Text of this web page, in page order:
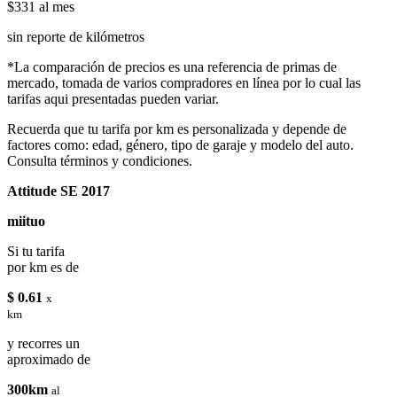
$331 al mes
sin reporte de kilómetros
*La comparación de precios es una referencia de primas de
mercado, tomada de varios compradores en línea por lo cual las
tarifas aqui presentadas pueden variar.
Recuerda que tu tarifa por km es personalizada y depende de
factores como: edad, género, tipo de garaje y modelo del auto.
Consulta términos y condiciones.
Attitude SE 2017
miituo
Si tu tarifa
por km es de
$ 0.61 x
km
y recorres un
aproximado de
300km al